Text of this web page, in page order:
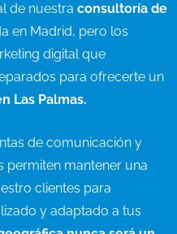
de nuestra consultoría de
en Madrid, pero los
digital que
para ofrecerte un
Las Palmas.
de comunicación y
permiten mantener una
clientes para
y adaptado a tus